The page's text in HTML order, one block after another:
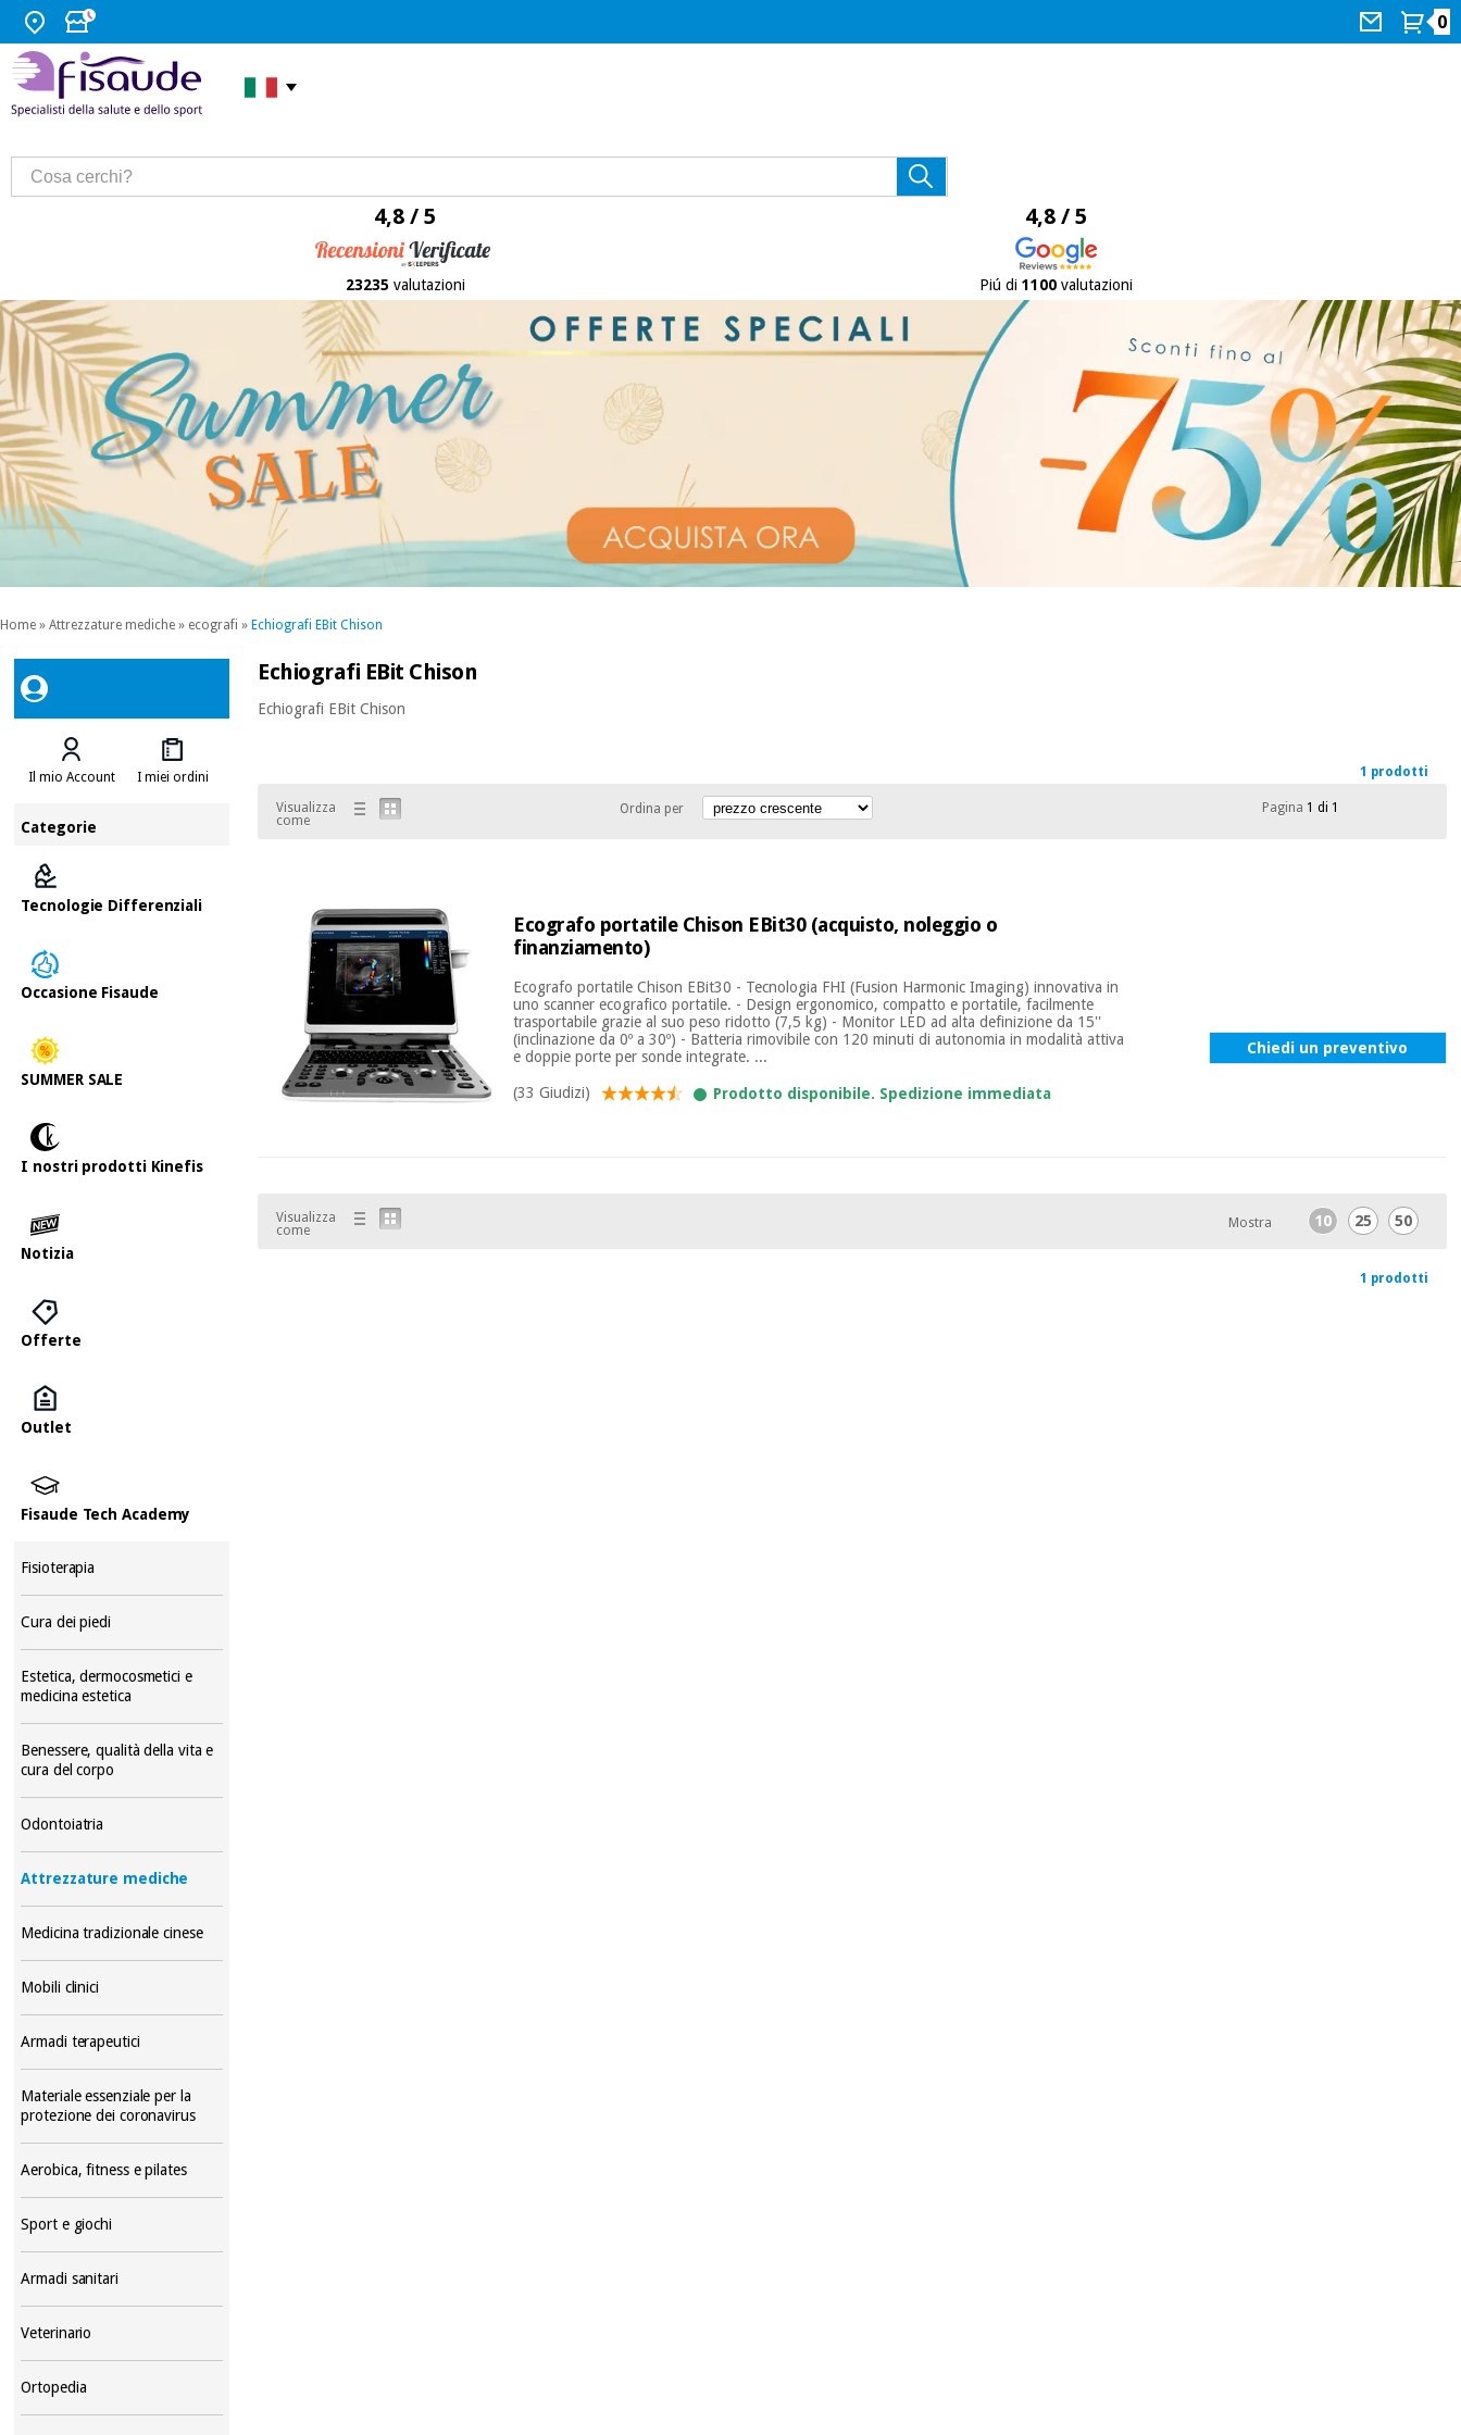
0
4,8 / 5
23235 valutazioni
4,8 / 5
Piú di 1100valutazioni
Home » Attrezzature mediche » ecografi » Echiografi EBit Chison
Il mio Account I miei ordini
Categorie
Tecnologie Differenziali
Occasione Fisaude
SUMMER SALE
I nostri prodotti Kinefis
Notizia
Offerte
Outlet
Fisaude Tech Academy
Fisioterapia
Cura dei piedi
Estetica, dermocosmetici e
medicina estetica
Benessere, qualità della vita e
cura del corpo
Odontoiatria
Attrezzature mediche
Medicina tradizionale cinese
Mobili clinici
Armadi terapeutici
Materiale essenziale per la
protezione dei coronavirus
Aerobica, fitness e pilates
Sport e giochi
Armadi sanitari
Veterinario
Ortopedia
Echiografi EBit Chison
Echiografi EBit Chison
1 prodotti
Visualizza
come
Ordina per Pagina 1 di 1
Ecografo portatile Chison EBit30 (acquisto, noleggio o
finanziamento)
Ecografo portatile Chison EBit30 - Tecnologia FHI (Fusion Harmonic Imaging) innovativa in
uno scanner ecografico portatile. - Design ergonomico, compatto e portatile, facilmente
trasportabile grazie al suo peso ridotto (7,5 kg) - Monitor LED ad alta definizione da 15''
(inclinazione da 0º a 30º) - Batteria rimovibile con 120 minuti di autonomia in modalità attiva
e doppie porte per sonde integrate. ...
(33 Giudizi) Prodotto disponibile. Spedizione immediata
Chiedi un preventivo
Visualizza
come
Mostra 10 25 50
1 prodotti